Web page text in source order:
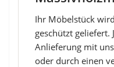
Ihr Möbelstück
geschützt geliefert.
Anlieferung mit
oder durch einen